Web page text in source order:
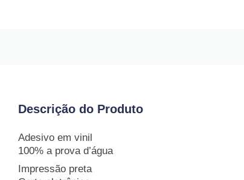
Descrição do Produto
Adesivo em vinil
100% a prova d’água
Impressão preta